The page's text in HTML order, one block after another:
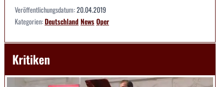
Veröffentlichungsdatum:20.04.2019
Kategorien:DeutschlandNewsOper
Kritiken